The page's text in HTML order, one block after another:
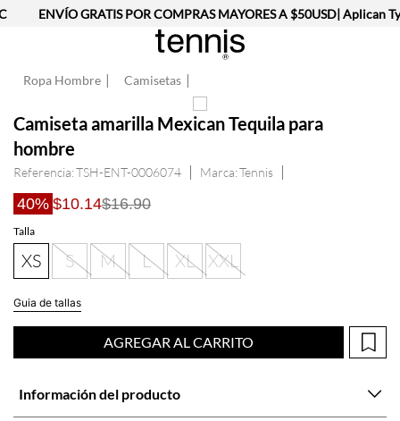
ENVÍO GRATIS POR COMPRAS MAYORES A $50USD| Aplican
Ropa Hombre Camisetas
Camiseta amarilla Mexican Tequila para
hombre
Referencia:TSH-ENT-0006074 Tennis
40% $10.14$16.90
Talla
XS S M L XL XXL
Guia de tallas
AGREGAR AL CARRITO
Información del producto